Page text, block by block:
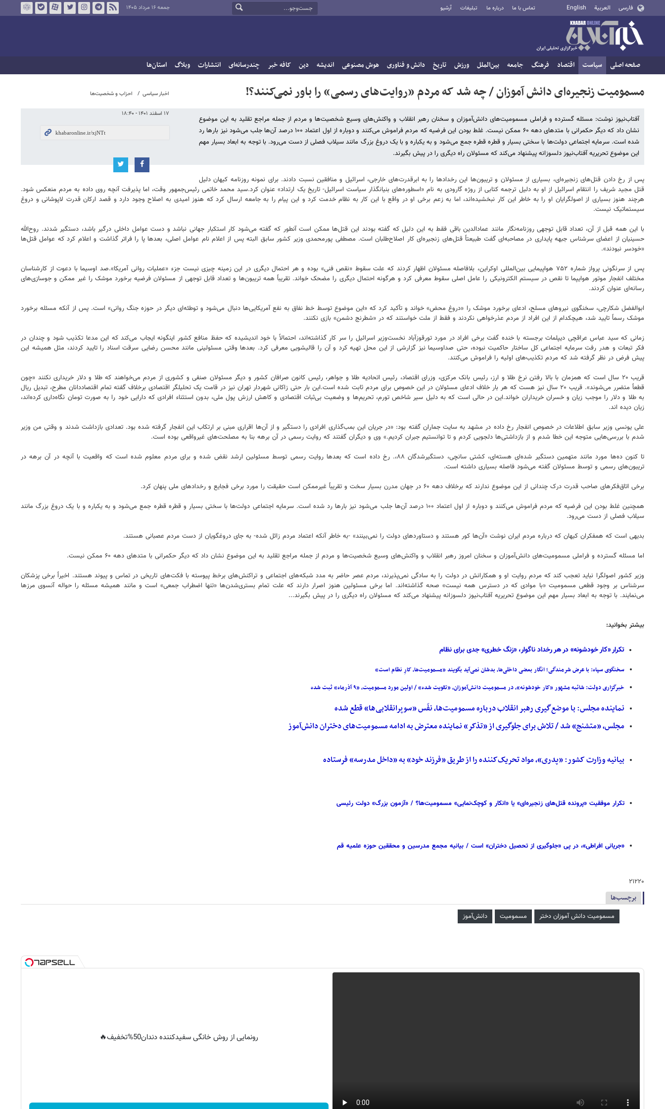
فارسی العربية English تماس با ما درباره ما تبلیغات آرشیو جمعه ۱۶ مرداد ۱۴۰۵
صفحه اصلی سیاست اقتصاد فرهنگ جامعه بین‌الملل ورزش تاریخ دانش و فناوری هوش مصنوعی اندیشه دین کافه خبر چندرسانه‌ای انتشارات وبلاگ استان‌ها
اخبار سیاسی احزاب و شخصیت‌ها
۱۷ اسفند ۱۴۰۱ - ۱۸:۴۰
مسمومیت زنجیره‌ای دانش آموزان / چه شد که مردم «روایت‌های رسمی» را باور نمی‌کنند؟!
آفتاب‌نیوز نوشت: مسئله گسترده و فراملی مسمومیت‌های دانش‌آموزان و سخنان رهبر انقلاب و واکنش‌های وسیع شخصیت‌ها و مردم از جمله مراجع تقلید به این موضوع
نشان داد که دیگر حکمرانی با متدهای دهه ۶۰ ممکن نیست. غلط بودن این فرضیه که مردم فراموش می‌کنند و دوباره از اول اعتماد ۱۰۰ درصد آن‌ها جلب می‌شود نیز بارها رد
شده است. سرمایه اجتماعی دولت‌ها با سختی بسیار و قطره قطره جمع می‌شود و به یکباره و با یک دروغ بزرگ مانند سیلاب فصلی از دست می‌رود. با توجه به ابعاد بسیار مهم
این موضوع تحریریه آفتاب‌نیوز دلسوزانه پیشنهاد می‌کند که مسئولان راه دیگری را در پیش بگیرند.
پس از رخ دادن قتل‌های زنجیره‌ای، بسیاری از مسئولان و تریبون‌ها این رخدادها را به ابرقدرت‌های خارجی، اسرائیل و منافقین نسبت دادند. برای نمونه روزنامه کیهان دلیل
قتل مجید شریف را انتقام اسرائیل از او به دلیل ترجمه کتابی از روژه گارودی به نام «اسطوره‌های بنیانگذار سیاست اسرائیل- تاریخ یک ارتداد» عنوان کرد.سید محمد خاتمی رئیس‌جمهور وقت، اما پذیرفت آنچه روی داده به مردم منعکس شود.
هرچند هنوز بسیاری از اصولگرایان او را به خاطر این کار نبخشیده‌اند، اما به زعم برخی او در واقع با این کار به نظام خدمت کرد و این پیام را به جامعه ارسال کرد که هنوز امیدی به اصلاح وجود دارد و قصد ارکان قدرت لاپوشانی و دروغ
سیستماتیک نیست.
با این همه قبل از آن، تعداد قابل توجهی روزنامه‌نگار مانند عمادالدین باقی فقط به این دلیل که گفته بودند این قتل‌ها ممکن است آنطور که گفته می‌شود کار استکبار جهانی نباشد و دست عوامل داخلی درگیر باشد، دستگیر شدند. روح‌الله
حسینیان از اعضای سرشناس جبهه پایداری در مصاحبه‌ای گفت طبیعتاً قتل‌های زنجیره‌ای کار اصلاح‌طلبان است. مصطفی پورمحمدی وزیر کشور سابق البته پس از اعلام نام عوامل اصلی، بعدها پا را فراتر گذاشت و اعلام کرد که عوامل قتل‌ها
«خودسر نبودند».
پس از سرنگونی پرواز شماره ۷۵۲ هواپیمایی بین‌المللی اوکراین، بلافاصله مسئولان اظهار کردند که علت سقوط «نقص فنی» بوده و هر احتمال دیگری در این زمینه چیزی نیست جزء «عملیات روانی آمریکا».صد اوسیما با دعوت از کارشناسان
مختلف انفجار موتور هوایپما تا نقص در سیستم الکترونیکی را عامل اصلی سقوط معرفی کرد و هرگونه احتمال دیگری را مضحک خواند. تقریباً همه تریبون‌ها و تعداد قابل توجهی از مسئولان فرضیه برخورد موشک را غیر ممکن و جوسازی‌های
رسانه‌ای عنوان کردند.
ابوالفضل شکارچی، سخنگوی نیروهای مسلح، ادعای برخورد موشک را «دروغ محض» خواند و تأکید کرد که «این موضوع توسط خط نفاق به نفع آمریکایی‌ها دنبال می‌شود و توطئه‌ای دیگر در حوزه جنگ روانی» است. پس از آنکه مسئله برخورد
موشک رسماً تایید شد، هیچکدام از این افراد از مردم عذرخواهی نکردند و فقط از ملت خواستند که در «شطرنج دشمن» بازی نکنند.
زمانی که سید عباس عراقچی دیپلمات برجسته با خنده گفت برخی افراد در مورد تورقوزآباد نخست‌وزیر اسرائیل را سر کار گذاشته‌اند، احتمالاً با خود اندیشیده که حفظ منافع کشور اینگونه ایجاب می‌کند که این مدعا تکذیب شود و چندان در
فکر تبعات و هدر رفت سرمایه اجتماعی کل ساختار حاکمیت نبوده، حتی صداوسیما نیز گزارشی از این محل تهیه کرد و آن را قالیشویی معرفی کرد. بعدها وقتی مسئولینی مانند محسن رضایی سرقت اسناد را تایید کردند، مثل همیشه این
پیش فرض در نظر گرفته شد که مردم تکذیب‌های اولیه را فراموش می‌کنند.
قریب ۲۰ سال است که همزمان با بالا رفتن نرخ طلا و ارز، رئیس بانک مرکزی، وزرای اقتصاد، رئیس اتحادیه طلا و جواهر، رئیس کانون صرافان کشور و دیگر مسئولان صنفی و کشوری از مردم می‌خواهند که طلا و دلار خریداری نکنند «چون
قطعاً متضرر می‌شوند». قریب ۲۰ سال نیز هست که هر بار خلاف ادعای مسئولان در این خصوص برای مردم ثابت شده است.این بار حتی زاکانی شهردار تهران نیز در قامت یک تحلیلگر اقتصادی برخلاف گفته تمام اقتصاددانان مطرح، تبدیل ریال
به طلا و دلار را موجب زیان و خسران خریداران خواند.این در حالی است که به دلیل سیر شاخص تورم، تحریم‌ها و وضعیت بی‌ثبات اقتصادی و کاهش ارزش پول ملی، بدون استثناء افرادی که دارایی خود را به صورت تومان نگاه‌داری کرده‌اند،
زیان دیده ‌اند.
علی یونسی وزیر سابق اطلاعات در خصوص انفجار رخ داده در مشهد به سایت جماران گفته بود: «در جریان این بمب‌گذاری افرادی را دستگیر و از آن‌ها اقراری مبنی بر ارتکاب این انفجار گرفته شده بود. تعدادی بازداشت شدند و وقتی من وزیر
شدم با بررسی‌هایی متوجه این خطا شدم و از بازداشتی‌ها دلجویی کردم و تا توانستیم جبران کردیم.» وی و دیگران گفتند که روایت رسمی در آن برهه بنا به مصلحت‌های غیرواقعی بوده است.
تا کنون ده‌ها مورد مانند متهمین دستگیر شده‌ای هسته‌ای، کشتی سانچی، دستگیرشدگان ۸۸،. رخ داده است که بعدها روایت رسمی توسط مسئولین ارشد نقض شده و برای مردم معلوم شده است که واقعیت با آنچه در آن برهه در
تریبون‌های رسمی و توسط مسئولان گفته می‌شود فاصله بسیاری داشته است.
برخی اتاق‌فکرهای صاحب قدرت درک چندانی از این موضوع ندارند که برخلاف دهه ۶۰ در جهان مدرن بسیار سخت و تقریباً غیرممکن است حقیقت را مورد برخی فجایع و رخدادهای ملی پنهان کرد.
همچنین غلط بودن این فرضیه که مردم فراموش می‌کنند و دوباره از اول اعتماد ۱۰۰ درصد آن‌ها جلب می‌شود نیز بارها رد شده است. سرمایه اجتماعی دولت‌ها با سختی بسیار و قطره قطره جمع می‌شود و به یکباره و با یک دروغ بزرگ مانند
سیلاب فصلی از دست می‌رود.
بدیهی است که همفکران کیهان که درباره مردم ایران نوشت «آن‌ها کور هستند و دستاوردهای دولت را نمی‌بینند» -به خاطر آنکه اعتماد مردم زائل شده- به جای دروغگویان از دست مردم عصبانی هستند.
اما مسئله گسترده و فراملی مسمومیت‌های دانش‌آموزان و سخنان امروز رهبر انقلاب و واکنش‌های وسیع شخصیت‌ها و مردم از جمله مراجع تقلید به این موضوع نشان داد که دیگر حکمرانی با متدهای دهه ۶۰ ممکن نیست.
وزیر کشور اصولگرا نباید تعجب کند که مردم روایت او و همکارانش در دولت را به سادگی نمی‌پذیرند، مردم عصر حاضر به مدد شبکه‌های اجتماعی و تراکنش‌های برخط پیوسته با فکت‌های تاریخی در تماس و پیوند هستند. اخیراً برخی پزشکان
سرشناس بر وجود قطعی مسمومیت «با موادی که در دسترس همه نیست» صحه گذاشته‌اند. اما برخی مسئولین هنوز اصرار دارند که علت تمام بستری‌شدن‌ها «تنها اضطراب جمعی» است و مانند همیشه مسئله را حواله آنسوی مرزها
می‌نمایند. با توجه به ابعاد بسیار مهم این موضوع تحریریه آفتاب‌نیوز دلسوزانه پیشنهاد می‌کند که مسئولان راه دیگری را در پیش بگیرند...
بیشتر بخوانید:
تکرار «کار خودشونه» در هر رخداد ناگوار، «زنگ خطری» جدی برای نظام
سخنگوی سپاه: با عرض شرمندگی؛ انگار بعضی داخلی‌ها، بدشان نمی‌آید بگویند «مسمومیت‌ها، کارِ نظام است»
خبرگزاری دولت: شائبه مشهور «کار خودشونه»، در مسمومیت دانش‌آموزان، «تقویت شده» / اولین مورد مسمومیت، «۹ آذرماه» ثبت شده
نماینده مجلس: با موضع‌گیری رهبر انقلاب درباره مسمومیت‌ها، نفَس «سوپرانقلابی‌ها» قطع شده
مجلس، «متشنج» شد / تلاش برای جلوگیری از «تذکر» نماینده معترض به ادامه مسمومیت‌های دختران دانش‌آموز
بیانیه وزارت کشور: «پدری»، مواد تحریک‌کننده را از طریق «فرزند خود» به «داخل مدرسه» فرستاده
تکرار موفقیت «پرونده قتل‌های زنجیره‌ای» یا «انکار و کوچک‌نمایی» مسمومیت‌ها؟ / «آزمون بزرگ» دولت رئیسی
«جریانی افراطی»، در پی «جلوگیری از تحصیل دختران» است / بیانیه مجمع مدرسین و محققین حوزه علمیه قم
۲۱۲۲۰
برچسب‌ها
مسمومیت دانش آموزان دختر مسمومیت دانش‌آموز
رونمایی از روش خانگی سفیدکننده دندان50%تخفیف🔥